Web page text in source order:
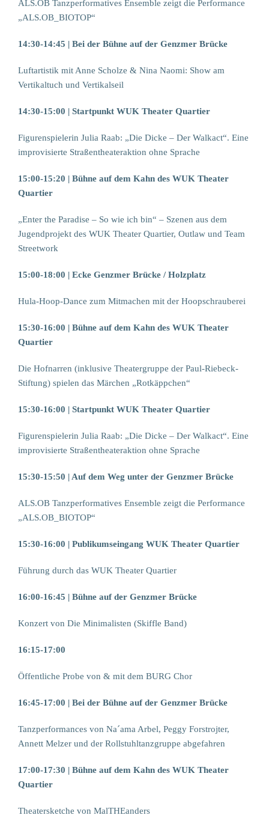
ALS.OB Tanzperformatives Ensemble zeigt die Performance
„ALS.OB_BIOTOP“
14:30-14:45 | Bei der Bühne auf der Genzmer Brücke
Luftartistik mit Anne Scholze & Nina Naomi: Show am
Vertikaltuch und Vertikalseil
14:30-15:00 | Startpunkt WUK Theater Quartier
Figurenspielerin Julia Raab: „Die Dicke – Der Walkact“. Eine
improvisierte Straßentheateraktion ohne Sprache
15:00-15:20 | Bühne auf dem Kahn des WUK Theater
Quartier
„Enter the Paradise – So wie ich bin“ – Szenen aus dem
Jugendprojekt des WUK Theater Quartier, Outlaw und Team
Streetwork
15:00-18:00 | Ecke Genzmer Brücke / Holzplatz
Hula-Hoop-Dance zum Mitmachen mit der Hoopschrauberei
15:30-16:00 | Bühne auf dem Kahn des WUK Theater
Quartier
Die Hofnarren (inklusive Theatergruppe der Paul-Riebeck-
Stiftung) spielen das Märchen „Rotkäppchen“
15:30-16:00 | Startpunkt WUK Theater Quartier
Figurenspielerin Julia Raab: „Die Dicke – Der Walkact“. Eine
improvisierte Straßentheateraktion ohne Sprache
15:30-15:50 | Auf dem Weg unter der Genzmer Brücke
ALS.OB Tanzperformatives Ensemble zeigt die Performance
„ALS.OB_BIOTOP“
15:30-16:00 | Publikumseingang WUK Theater Quartier
Führung durch das WUK Theater Quartier
16:00-16:45 | Bühne auf der Genzmer Brücke
Konzert von Die Minimalisten (Skiffle Band)
16:15-17:00
Öffentliche Probe von & mit dem BURG Chor
16:45-17:00 | Bei der Bühne auf der Genzmer Brücke
Tanzperformances von Na´ama Arbel, Peggy Forstrojter,
Annett Melzer und der Rollstuhltanzgruppe abgefahren
17:00-17:30 | Bühne auf dem Kahn des WUK Theater
Quartier
Theatersketche von MalTHEanders